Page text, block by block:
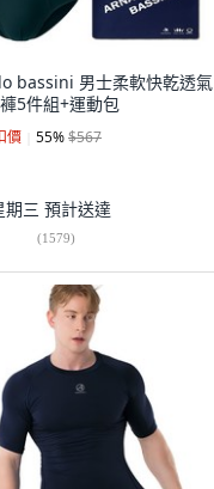
bassini 男士柔軟快乾透氣
5件組+運動包
價 55%$567
期三 預計送達
(1579)